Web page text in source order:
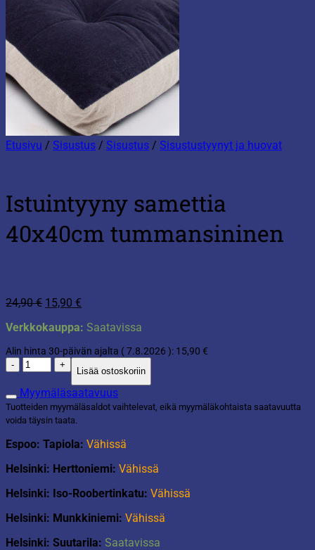
Etusivu / Sisustus / Sisustus / Sisustustyynyt ja huovat
Istuintyyny samettia
40x40cm tummansininen
24,90€ Alkuperäinen
oli:
15,90 €
on:
Verkkokauppa: Saatavissa
Alin hinta 30-päivän ajalta (7.8.2026 ): 15,90 €
Istuintyyny
samettia
40x40cm
tummansininen
määrä
Lisää ostoskoriin
Myymäläsaatavuus
Tuotteiden myymäläsaldot vaihtelevat, eikä myymäläkohtaista saatavuutta
voida täysin taata.
Espoo: Tapiola: Vähissä
Helsinki: Herttoniemi: Vähissä
Helsinki: Iso-Roobertinkatu: Vähissä
Helsinki: Munkkiniemi: Vähissä
Helsinki: Suutarila: Saatavissa